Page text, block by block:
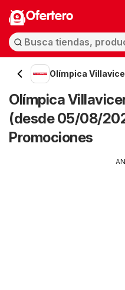
Ofertero
Olímpica
Olímpica
(desde 05/08/
Promociones